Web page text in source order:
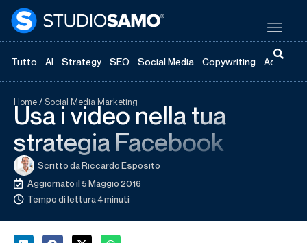
Tutto AI Strategy SEO Social Media Copywriting
Home/Social Media Marketing
Usa i video nella tua
strategia Facebook
Scritto daRiccardo Esposito
Aggiornato il 5 Maggio 2016
Tempo di lettura 4 minuti